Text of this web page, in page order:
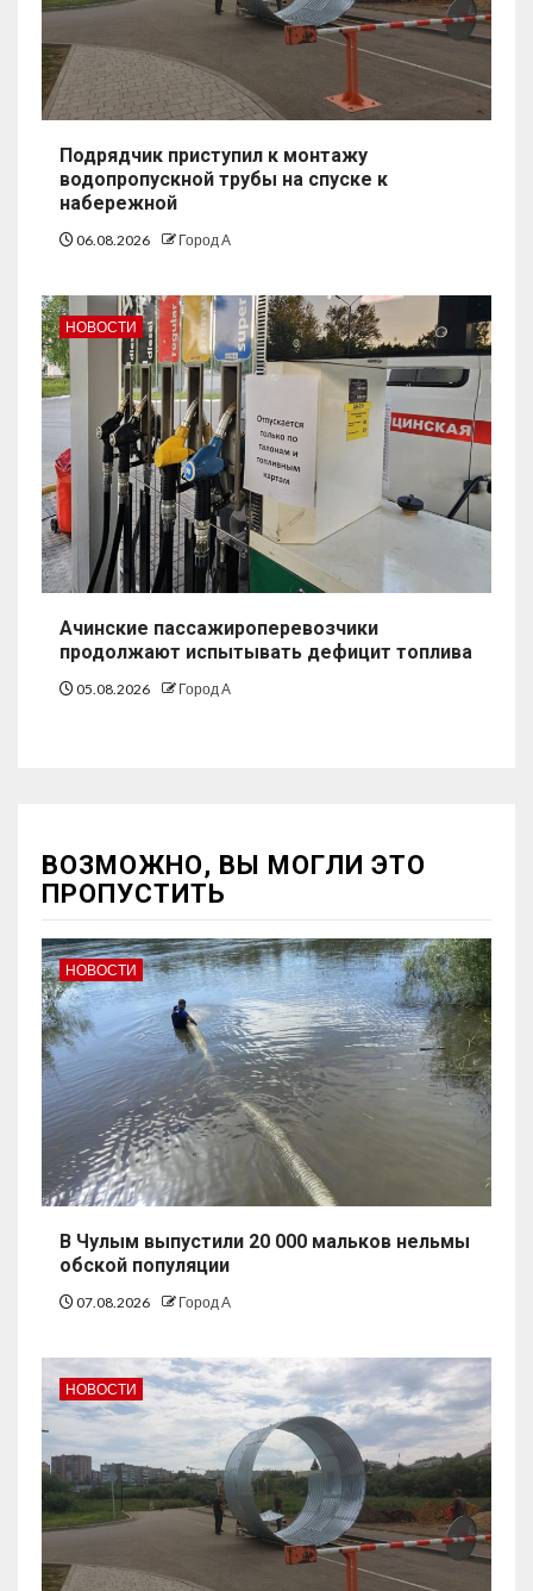
Подрядчик приступил к монтажу
водопропускной трубы на спуске к
набережной
06.08.2026 Город А
НОВОСТИ
Ачинские пассажироперевозчики
продолжают испытывать дефицит топлива
05.08.2026 Город А
ВОЗМОЖНО, ВЫ МОГЛИ ЭТО
ПРОПУСТИТЬ
НОВОСТИ
В Чулым выпустили 20 000 мальков нельмы
обской популяции
07.08.2026 Город А
НОВОСТИ